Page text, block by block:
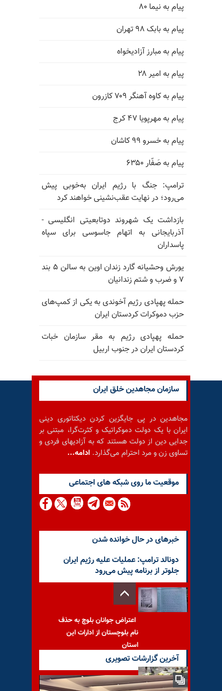
پیام به نیما ۸۰
پیام به بابک ۹۸ تهران
پیام به مبارز آزادیخواه
پیام به امیر ۲۸
پیام به کاوه آهنگر ۷۰۹ کازرون
پیام به مهرپویا ۴۷ کرج
پیام به خسرو ۹۹ کاشان
پیام به صَفّار ۶۳۵۰
ترامپ: جنگ با رژیم ایران به‌خوبی پیش
می‌رود؛ در نهایت عقب‌نشینی خواهند کرد
بازداشت یک شهروند دوتابعیتی انگلیسی -
آذربایجانی به اتهام جاسوسی برای سپاه
پاسداران
یورش وحشیانه گارد زندان اوین به سالن ۵ بند
۷ و ضرب و شتم زندانیان
حمله پهپادی رژیم آخوندی به یکی از کمپ‌های
حزب دموکرات کردستان ایران
حمله پهپادی رژیم به مقر سازمان خبات
کردستان ایران در جنوب اربیل
سازمان مجاهدین خلق ایران
مجاهدین در پی جایگزین کردن دیکتاتوری دینی
ایران با یک دولت دموکراتیک و کثرت‌گرا، مبتنی بر
جدایی دین از دولت هستند که به آزادیهای فردی و
تساوی زن و مرد احترام می‌گذارد. ادامه...
موقعيت ما روى شبكه هاى اجتماعى
خبرهای در حال خوانده شدن
دونالد ترامپ: عملیات علیه رژیم ایران
جلوتر از برنامه پیش می‌رود
اعتراض جوانان بلوچ به حذف
نام بلوچستان از ادارات این
استان
آخرین گزارشات تصویری